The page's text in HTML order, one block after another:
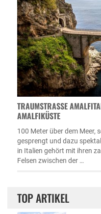
TRAUMSTRASSE
MALFIKÜSTE
100 Meter über dem Meer,
gesprengt und dazu
in Italien gehört mit ihren
Felsen zwischen der …
TOP ARTIKEL